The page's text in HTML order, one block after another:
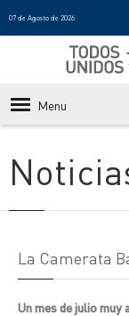
07 de Agosto de 2026
Menu
La Camerata
Un mes de julio